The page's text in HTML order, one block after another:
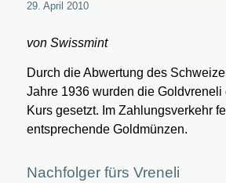
29. April 2010
von Swissmint
Durch die Abwertung des
Jahre 1936 wurden die Goldvreneli
Kurs gesetzt. Im Zahlungsverkehr
entsprechende Goldmünzen.
Nachfolger fürs Vreneli